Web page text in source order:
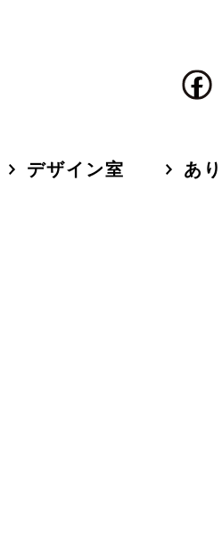
デザイン室 あ